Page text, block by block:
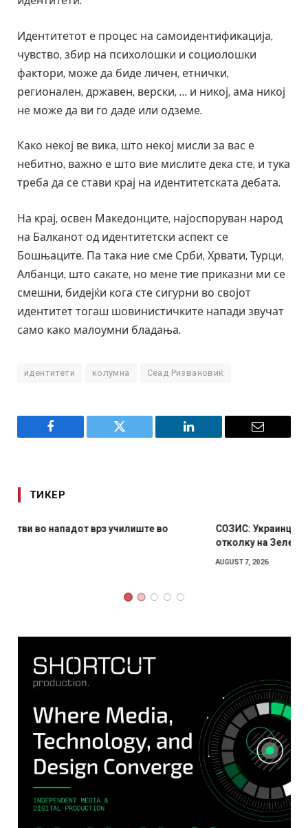
Идентитетот е процес на самоидентификација,
чувство, збир на психолошки и социолошки
фактори, може да биде личен, етнички,
регионален, државен, верски, … и никој, ама никој
не може да ви го даде или одземе.
Како некој ве вика, што некој мисли за вас е
небитно, важно е што вие мислите дека сте, и тука
треба да се стави крај на идентитетската дебата.
На крај, освен Македонците, најоспоруван народ
на Балканот од идентитетски аспект се
Бошњаците. Па така ние сме Срби, Хрвати, Турци,
Албанци, што сакате, но мене тие приказни ми се
смешни, бидејќи кога сте сигурни во својот
идентитет тогаш шовинистичките напади звучат
само како малоумни бладања.
идентитети колумна Сеад Ризвановиќ
Facebook Twitter LinkedIn Email
ТИКЕР
СОЗИС: Украинците повеќе им веруваат на генералите